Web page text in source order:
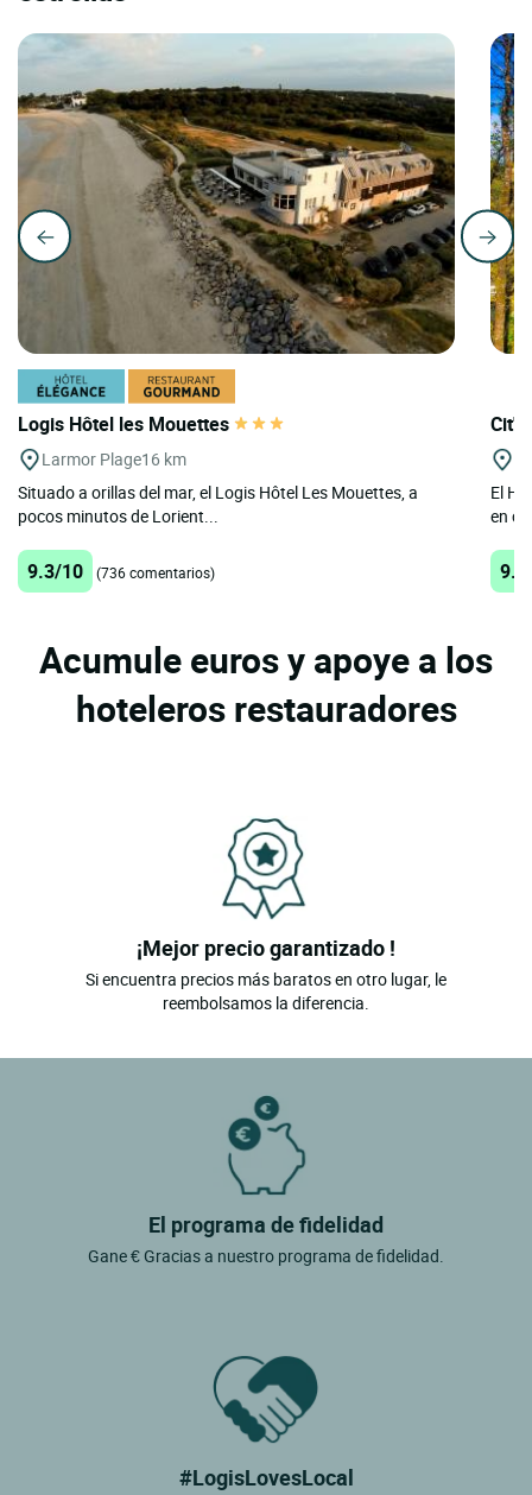
Logis Hôtel les Mouettes
Larmor Plage16 km
Situado a orillas del mar, el Logis Hôtel Les Mouettes, a
pocos minutos de Lorient...
9.3/10 (736 comentarios)
El
en
Acumule euros y apoye a los
hoteleros restauradores
¡Mejor precio garantizado !
Si encuentra precios más baratos en otro lugar, le
reembolsamos la diferencia.
El programa de fidelidad
Gane € Gracias a nuestro programa de fidelidad.
#LogisLovesLocal